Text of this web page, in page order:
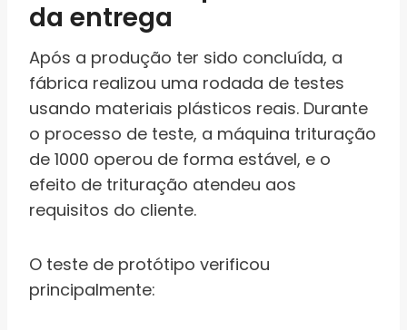
da entrega
Após a produção ter sido concluída, a
fábrica realizou uma rodada de testes
usando materiais plásticos reais. Durante
o processo de teste, a máquina trituração
de 1000 operou de forma estável, e o
efeito de trituração atendeu aos
requisitos do cliente.
O teste de protótipo verificou
principalmente: